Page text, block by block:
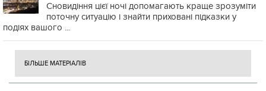
Сновидіння цієї ночі допомагають краще зрозуміти
поточну ситуацію і знайти приховані підказки у
подіях вашого ...
БІЛЬШЕ МАТЕРІАЛІВ